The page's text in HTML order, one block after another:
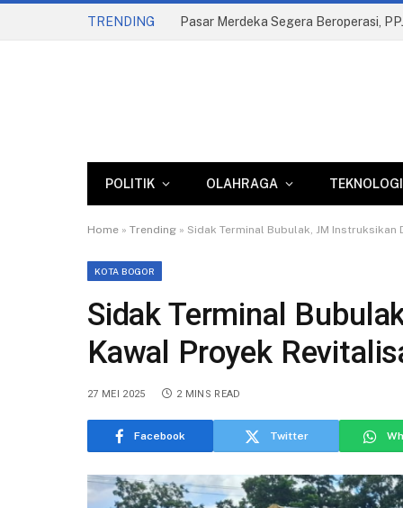
TRENDING
POLITIK OLAHRAGA TEKNOLOGI
Home » Trending » Sidak Terminal Bubulak, JM Instruksikan
KOTA BOGOR
Sidak Terminal
Kawal Proyek
27 MEI 2025 2 MINS READ
Facebook Twitter